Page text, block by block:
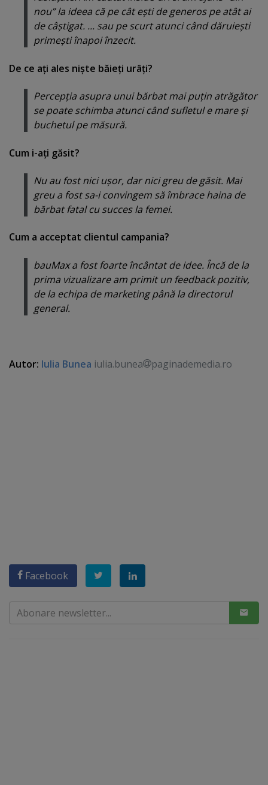
nou” la ideea că pe cât eşti de generos pe atât ai
de câştigat. ... sau pe scurt atunci când dăruieşti
primeşti înapoi înzecit.
De ce aţi ales nişte băieţi urâţi?
Percepţia asupra unui bărbat mai puţin atrăgător
se poate schimba atunci când sufletul e mare şi
buchetul pe măsură.
Cum i-aţi găsit?
Nu au fost nici uşor, dar nici greu de găsit. Mai
greu a fost sa-i convingem să îmbrace haina de
bărbat fatal cu succes la femei.
Cum a acceptat clientul campania?
bauMax a fost foarte încântat de idee. Încă de la
prima vizualizare am primit un feedback pozitiv,
de la echipa de marketing până la directorul
general.
Autor: Iulia Bunea iulia.bunea paginademedia.ro
Facebook